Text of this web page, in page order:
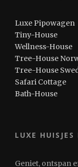
Luxe Pipowagen
Tiny-House
Wellness-House
Tree-House
Tree-House
Safari Cottage
Bath-House
LUXE HUISJES
Geniet, ontspan